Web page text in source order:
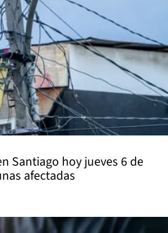
Santiago hoy jueves 6 de
afectadas